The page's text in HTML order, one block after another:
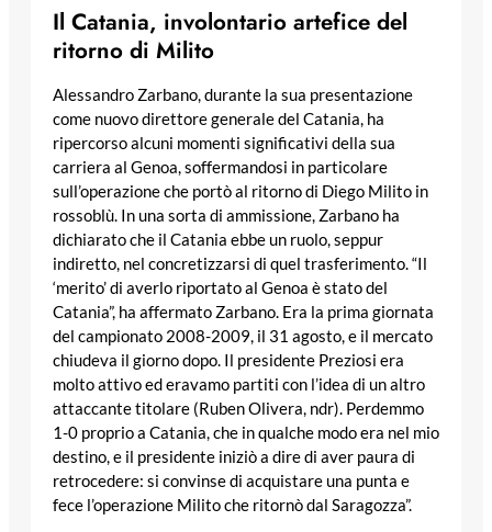
Il Catania, involontario artefice del
ritorno di Milito
Alessandro Zarbano, durante la sua presentazione
come nuovo direttore generale del Catania, ha
ripercorso alcuni momenti significativi della sua
carriera al Genoa, soffermandosi in particolare
sull’operazione che portò al ritorno di Diego Milito in
rossoblù. In una sorta di ammissione, Zarbano ha
dichiarato che il Catania ebbe un ruolo, seppur
indiretto, nel concretizzarsi di quel trasferimento. “Il
‘merito’ di averlo riportato al Genoa è stato del
Catania”, ha affermato Zarbano. Era la prima giornata
del campionato 2008-2009, il 31 agosto, e il mercato
chiudeva il giorno dopo. Il presidente Preziosi era
molto attivo ed eravamo partiti con l’idea di un altro
attaccante titolare (Ruben Olivera, ndr). Perdemmo
1-0 proprio a Catania, che in qualche modo era nel mio
destino, e il presidente iniziò a dire di aver paura di
retrocedere: si convinse di acquistare una punta e
fece l’operazione Milito che ritornò dal Saragozza”.